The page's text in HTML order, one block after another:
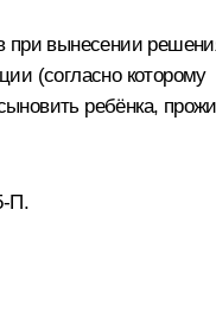
при вынесении
(согласно которому
ребёнка,
П.